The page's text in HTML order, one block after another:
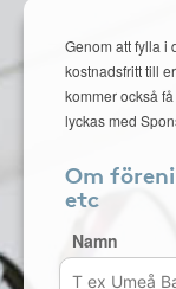
Genom att fylla i
kostnadsfritt till
kommer också
lyckas med
Om
etc
Namn